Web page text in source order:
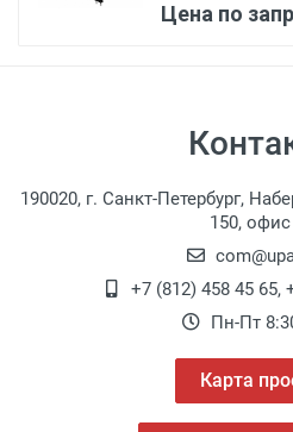
Цена по
190020, г. Санкт-Петербург,
150,
+7 (812) 458 45 65,
Пн-Пт
Карта